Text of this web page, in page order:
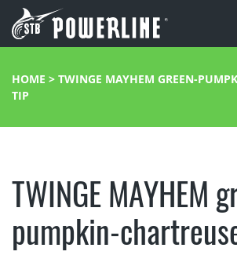
HOME > TWINGE MAYHEM GREEN-
TIP
TWINGE MAYHEM
pumpkin-